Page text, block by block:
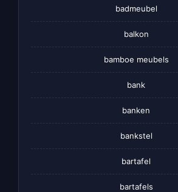
badmeubel
balkon
bamboe meubels
bank
banken
bankstel
bartafel
bartafels